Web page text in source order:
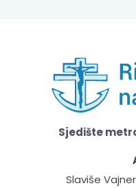
Sjedište
Slaviše